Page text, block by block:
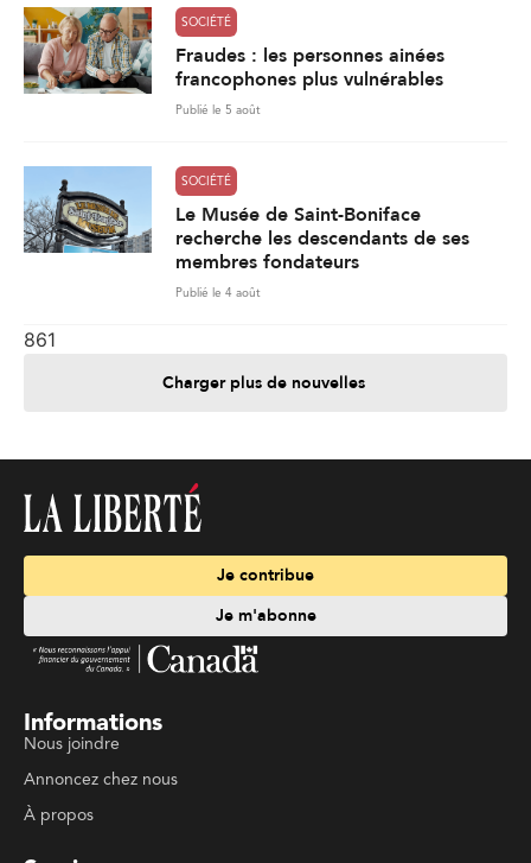
SOCIÉTÉ
Fraudes : les personnes ainées
francophones plus vulnérables
Publié le 5 août
SOCIÉTÉ
Le Musée de Saint-Boniface
recherche les descendants de ses
membres fondateurs
Publié le 4 août
861
Charger plus de nouvelles
Je contribue
Je m'abonne
Informations
Nous joindre
Annoncez chez nous
À propos